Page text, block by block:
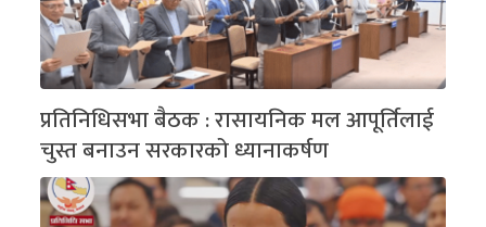
प्रतिनिधिसभा बैठक : रासायनिक मल आपूर्तिलाई
चुस्त बनाउन सरकारको ध्यानाकर्षण